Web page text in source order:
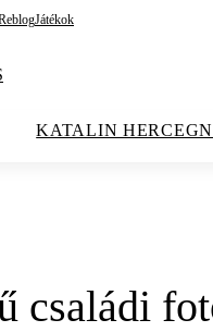
Játékok
KATALIN
családi